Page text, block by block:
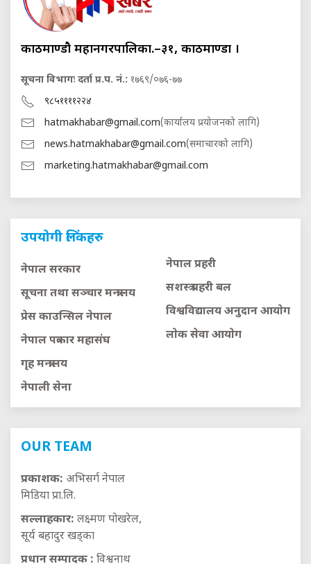
काठमाण्डौ महानगरपालिका.–३१, काठमाण्डौं ।
सूचना विभागः दर्ता प्र.प. नं.: १७६९/०७६-७७
९८५११११२२४
hatmakhabar@gmail.com(कार्यालय प्रयोजनको लागि)
news.hatmakhabar@gmail.com(समाचारको लागि)
marketing.hatmakhabar@gmail.com
उपयोगी लिंकहरु
नेपाल सरकार
सूचना तथा सञ्चार मन्त्रालय
प्रेस काउन्सिल नेपाल
नेपाल पत्रकार महासंघ
गृह मन्त्रालय
नेपाली सेना
नेपाल प्रहरी
सशस्त्र प्रहरी बल
विश्वविद्यालय अनुदान आयाेग
लाेक सेवा आयाेग
OUR TEAM
प्रकाशक: अभिसर्ग नेपाल
मिडिया प्रा.लि.
सल्लाहकार: लक्ष्मण पोखरेल,
सूर्य बहादुर खड्का
प्रधान सम्पादक : विश्वनाथ